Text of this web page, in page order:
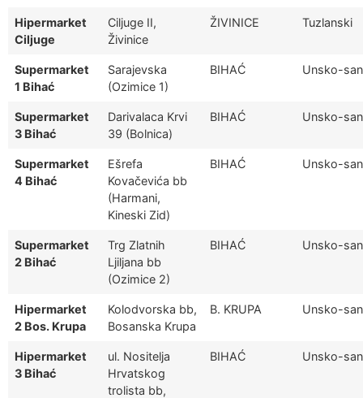
Hipermarket
Ciljuge
Ciljuge II,
Živinice
ŽIVINICE Tuzlanski
Supermarket
1 Bihać
Sarajevska
(Ozimice 1)
BIHAĆ Unsko-
Supermarket
3 Bihać
Darivalaca Krvi
39 (Bolnica)
BIHAĆ Unsko-
Supermarket
4 Bihać
Ešrefa
Kovačevića bb
(Harmani,
Kineski Zid)
BIHAĆ Unsko-
Supermarket
2 Bihać
Trg Zlatnih
Ljiljana bb
(Ozimice 2)
BIHAĆ Unsko-
Hipermarket
2 Bos. Krupa
Kolodvorska bb,
Bosanska Krupa
B. KRUPA Unsko-
Hipermarket
3 Bihać
ul. Nositelja
Hrvatskog
trolista bb,
BIHAĆ Unsko-